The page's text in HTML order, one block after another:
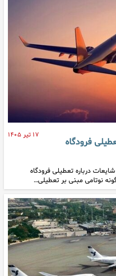
۱۷ تیر ۱۴۰۵
فرودگاه
درباره تعطیلی فرودگاه
نوتامی مبنی بر تعطیلی…